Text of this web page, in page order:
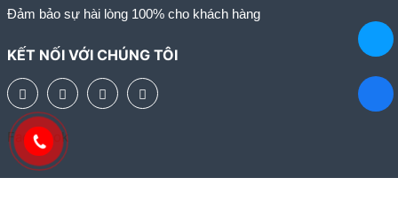
Đảm bảo sự hài lòng 100% cho khách hàng
KẾT NỐI VỚI CHÚNG TÔI
Facebook